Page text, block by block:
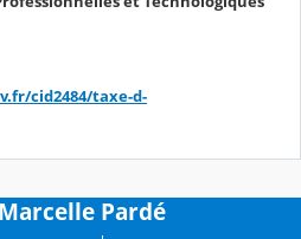
cid2484/taxe-d-
Pardé